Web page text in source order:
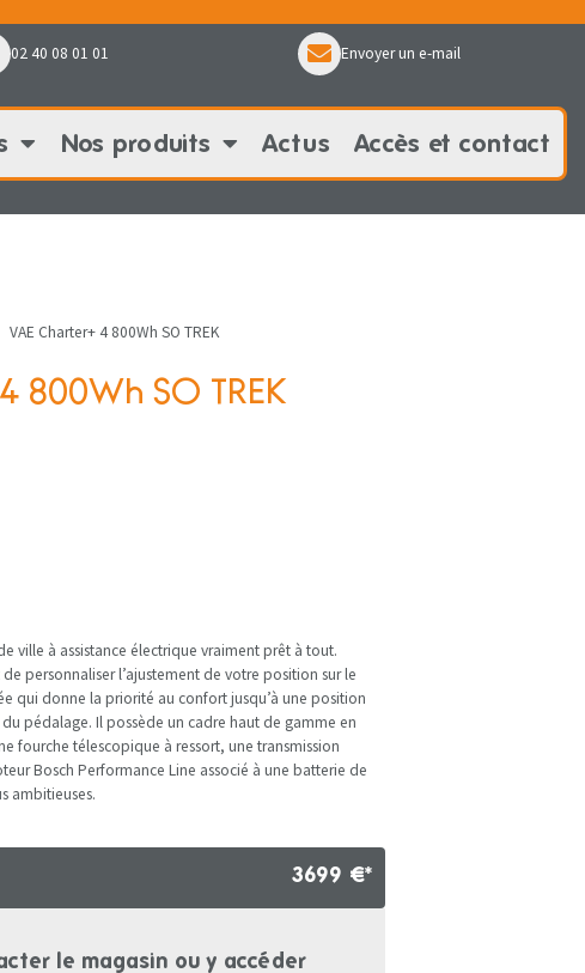
02 40 08 01 01 Envoyer un e-mail
Nos produits Actus Accès et contact
VAE Charter+ 4 800Wh SO TREK
800Wh SO TREK
ville à assistance électrique vraiment prêt à tout.
personnaliser l’ajustement de votre position sur le
qui donne la priorité au confort jusqu’à une position
pédalage. Il possède un cadre haut de gamme en
fourche télescopique à ressort, une transmission
Bosch Performance Line associé à une batterie de
ambitieuses.
3699 €*
le magasin ou y accéder